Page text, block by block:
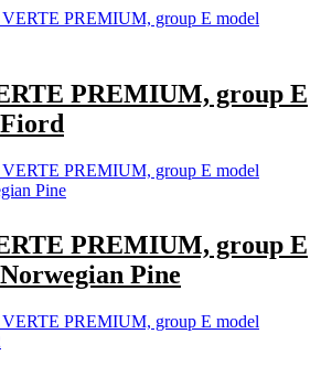
PREMIUM, group E
PREMIUM, group E
Pine